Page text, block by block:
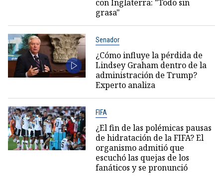
con Inglaterra: "Todo sin
grasa"
Senador
¿Cómo influye la pérdida de
Lindsey Graham dentro de la
administración de Trump?
Experto analiza
FIFA
¿El fin de las polémicas pausas
de hidratación de la FIFA? El
organismo admitió que
escuchó las quejas de los
fanáticos y se pronunció